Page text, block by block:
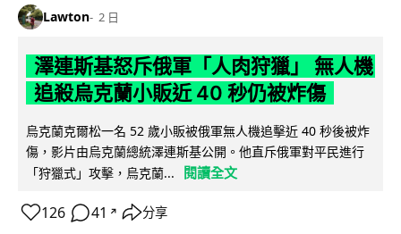
Lawton 2 日
澤連斯基怒斥俄軍「人肉狩獵」 無人機
追殺烏克蘭小販近 40 秒仍被炸傷
烏克蘭克爾松一名 52 歲小販被俄軍無人機追擊近 40 秒後被炸
傷，影片由烏克蘭總統澤連斯基公開。他直斥俄軍對平民進行
「狩獵式」攻擊，烏克蘭...
閱讀全文
126 41 ↗ 分享